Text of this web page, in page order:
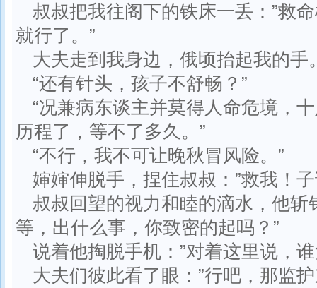
叔叔把我往阁下的铁床一丢：”救
就行了。”
大夫走到我身边，俄顷抬起我的手
“还有针头，孩子不舒畅？”
“况兼病东谈主并莫得人命危境，
历程了，等不了多久。”
“不行，我不可让晚秋冒风险。”
婶婶伸脱手，捏住叔叔：”救我！
叔叔回望的视力和睦的滴水，他斩
等，出什么事，你致密的起吗？”
说着他掏脱手机：”对着这里说，
大夫们彼此看了眼：”行吧，那监